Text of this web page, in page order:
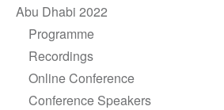
Abu Dhabi 2022
Programme
Recordings
Online Conference
Conference Speakers